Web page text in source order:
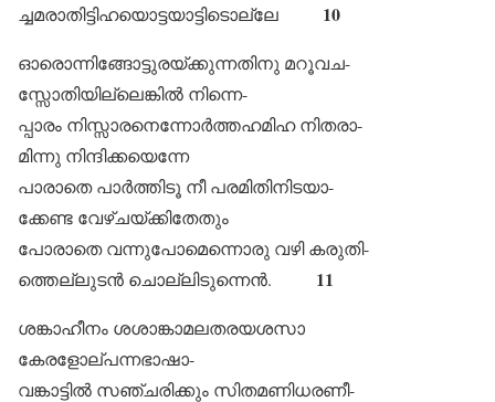
ച്ചമരാതിട്ടിഹയൊട്ടയാട്ടിടൊല്ലേ
10
ഓരൊന്നിങ്ങോട്ടുരയ്ക്കുന്നതിനു മറൂവച-
സ്സോതിയില്ലെങ്കിൽ നിന്നെ-
പ്പാരം നിസ്സാരനെന്നോർത്തഹമിഹ നിതരാ-
മിന്നു നിന്ദിക്കയെന്നേ
പാരാതെ പാർത്തിടൂ നീ പരമിതിനിടയാ-
ക്കേണ്ട വേഴ്ചയ്ക്കിതേതും
പോരാതെ വന്നുപോമെന്നൊരു വഴി കരുതി-
ത്തെല്ലുടൻ ചൊല്ലിടുന്നെൻ.
11
ശങ്കാഹീനം ശശാങ്കാമലതരയശസാ
കേരളോല്പന്നഭാഷാ-
വങ്കാട്ടിൽ സഞ്ചരിക്കും സിതമണിധരണീ-